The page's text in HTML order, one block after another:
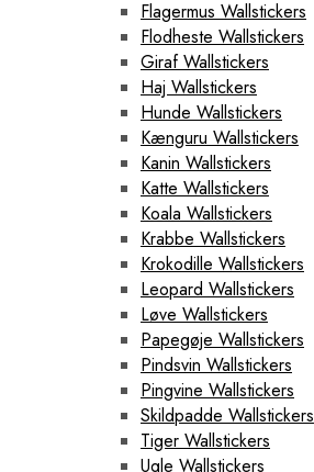
Flagermus Wallstickers
Flodheste Wallstickers
Giraf Wallstickers
Haj Wallstickers
Hunde Wallstickers
Kænguru Wallstickers
Kanin Wallstickers
Katte Wallstickers
Koala Wallstickers
Krabbe Wallstickers
Krokodille Wallstickers
Leopard Wallstickers
Løve Wallstickers
Papegøje Wallstickers
Pindsvin Wallstickers
Pingvine Wallstickers
Skildpadde Wallstickers
Tiger Wallstickers
Ugle Wallstickers